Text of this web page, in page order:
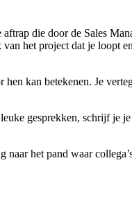
die door de Sales
het project dat je loopt
kan betekenen. Je
gesprekken, schrijf je
het pand waar